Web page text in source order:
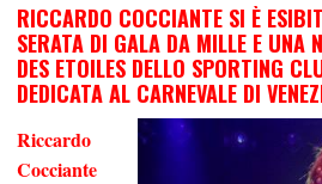
RICCARDO COCCIANTE SI È
SERATA DI GALA DA MILLE E UNA
DES ETOILES DELLO SPORTING
DEDICATA AL CARNEVALE DI
Riccardo
Cocciante